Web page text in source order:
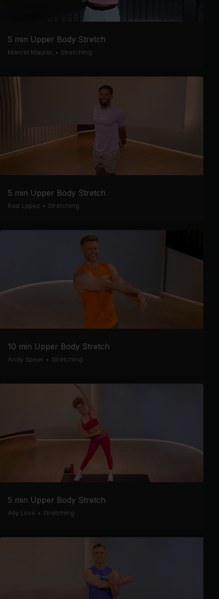
5 min Upper Body Stretch
Marcel Maurer • Stretching
5 min Upper Body Stretch
Rad Lopez • Stretching
10 min Upper Body Stretch
Andy Speer • Stretching
5 min Upper Body Stretch
Ally Love • Stretching